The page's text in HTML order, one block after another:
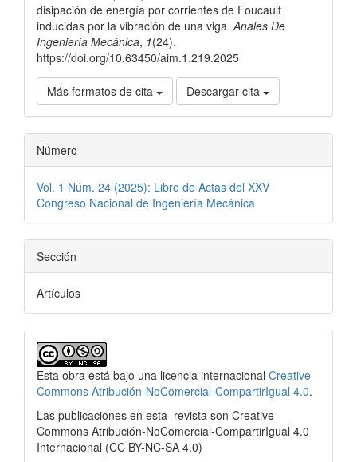
disipación de energía por corrientes de Foucault
inducidas por la vibración de una viga.Anales De
Ingeniería Mecánica, 1(24).
https://doi.org/10.63450/aim.1.219.2025
Más formatos de cita Descargar cita
Número
Vol. 1 Núm. 24 (2025): Libro de Actas del XXV
Congreso Nacional de Ingeniería Mecánica
Sección
Artículos
Esta obra está bajo una licencia internacional Creative
Commons Atribución-NoComercial-CompartirIgual 4.0.
Las publicaciones en esta revista son Creative
Commons Atribución-NoComercial-CompartirIgual 4.0
Internacional (CC BY-NC-SA 4.0)